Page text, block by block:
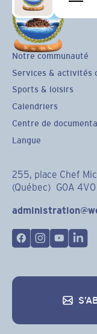
255, place Chef
(Québec) G0A 4V0
Notre communauté
Services & activités
Sports & loisirs
Calendriers
Centre de
Langue
S’abonner à